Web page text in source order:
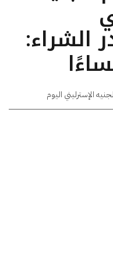
الشراء:
الإسترليني اليوم